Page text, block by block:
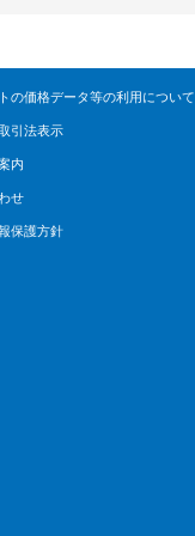
の価格データ等の利用について
引法表示
内
せ
保護方針